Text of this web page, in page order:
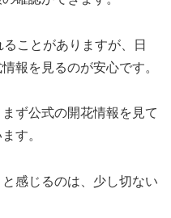
ことがありますが、日
報を見るのが安心です。
ず公式の開花情報を見て
す。
感じるのは、少し切ない